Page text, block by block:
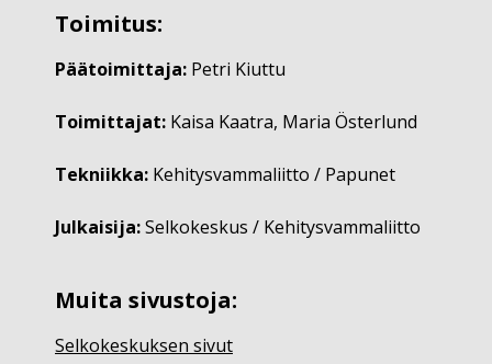
Toimitus:
Päätoimittaja: Petri Kiuttu
Toimittajat: Kaisa Kaatra, Maria Österlund
Tekniikka: Kehitysvammaliitto / Papunet
Julkaisija:Selkokeskus / Kehitysvammaliitto
Muita sivustoja:
Selkokeskuksen sivut